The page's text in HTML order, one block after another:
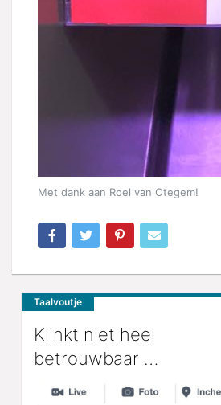
Met dank aan Roel van Otegem!
Taalvoutje
Klinkt niet heel
betrouwbaar …